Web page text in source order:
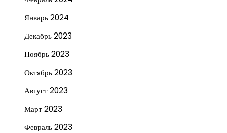
Январь 2024
Декабрь 2023
Ноябрь 2023
Октябрь 2023
Август 2023
Март 2023
Февраль 2023